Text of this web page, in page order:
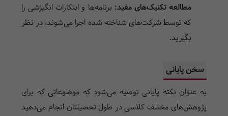
مطالعه تکنیک‌های مفید: برنامه‌ها و ابتکارات انگیزشی را
که توسط شرکت‌های شناخته شده اجرا می‌شوند، در نظر
بگیرید.
سخن پایانی
به عنوان نکته پایانی توصیه می‌شود که موضوعاتی که برای
پژوهش‌های مختلف کلاسی در طول تحصیلتان انجام می‌دهید